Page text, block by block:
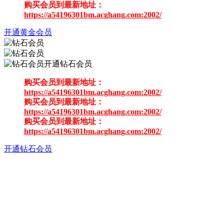
购买会员到最新地址：
https://a54196301bm.acghang.com:2002/
开通黄金会员
开通钻石会员
购买会员到最新地址：
https://a54196301bm.acghang.com:2002/
购买会员到最新地址：
https://a54196301bm.acghang.com:2002/
购买会员到最新地址：
https://a54196301bm.acghang.com:2002/
开通钻石会员